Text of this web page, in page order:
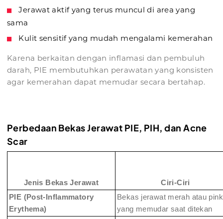
Jerawat aktif yang terus muncul di area yang
sama
Kulit sensitif yang mudah mengalami kemerahan
Karena berkaitan dengan inflamasi dan pembuluh
darah, PIE membutuhkan perawatan yang konsisten
agar kemerahan dapat memudar secara bertahap.
Perbedaan Bekas Jerawat PIE, PIH, dan Acne
Scar
Jenis Bekas Jerawat
Ciri-Ciri
PIE (Post-Inflammatory
Erythema)
Bekas jerawat merah atau pink
yang memudar saat ditekan